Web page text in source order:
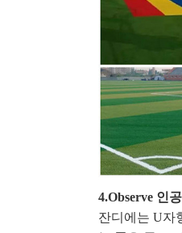
4.Observe 인
잔디에는 U자